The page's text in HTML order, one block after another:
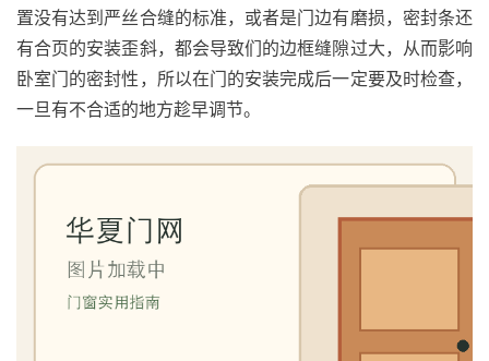
置没有达到严丝合缝的标准，或者是门边有磨损，密封条还
有合页的安装歪斜，都会导致们的边框缝隙过大，从而影响
卧室门的密封性，所以在门的安装完成后一定要及时检查，
一旦有不合适的地方趁早调节。